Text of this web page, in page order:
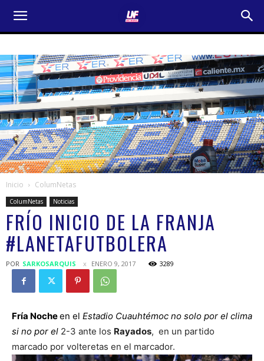
Inicio ColumNetas
ColumNetas Noticias
FRÍO INICIO DE LA FRANJA
#LANETAFUTBOLERA
POR SARKOSARQUIS ENERO 9, 2017 3289
Fría Nocheen el Estadio Cuauhtémoc no solo por el clima
si no por el 2-3 ante los Rayados, en un partido
marcado por volteretas en el marcador.